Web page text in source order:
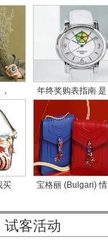
年终奖购表指南 是
买
宝格丽 (Bulgari) 情
试客活动